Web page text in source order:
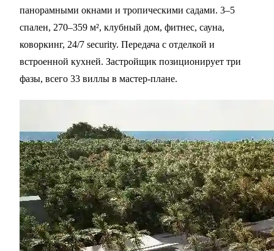
панорамными окнами и тропическими садами. 3–5
спален, 270–359 м², клубный дом, фитнес, сауна,
коворкинг, 24/7 security. Передача с отделкой и
встроенной кухней. Застройщик позиционирует три
фазы, всего 33 виллы в мастер-плане.